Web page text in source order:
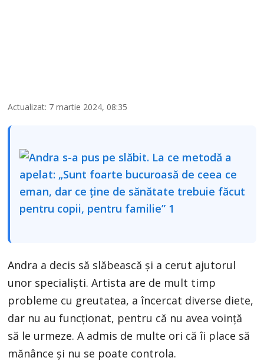
Actualizat: 7 martie 2024, 08:35
Andra a decis să slăbească și a cerut ajutorul
unor specialiști. Artista are de mult timp
probleme cu greutatea, a încercat diverse diete,
dar nu au funcționat, pentru că nu avea voință
să le urmeze. A admis de multe ori că îi place să
mănânce și nu se poate controla.